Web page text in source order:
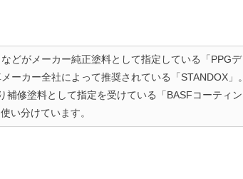
どがメーカー純正塗料として指定している「PPGデ
ーカー全社によって推奨されている「STANDOX」。
修塗料として指定を受けている「BASFコーティン
い分けています。